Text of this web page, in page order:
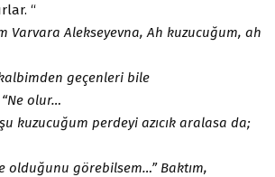
“
Varvara Alekseyevna, Ah kuzucuğum, ah
kalbimden geçenleri bile
olur…
kuzucuğum perdeyi azıcık aralasa da;
olduğunu görebilsem…” Baktım,